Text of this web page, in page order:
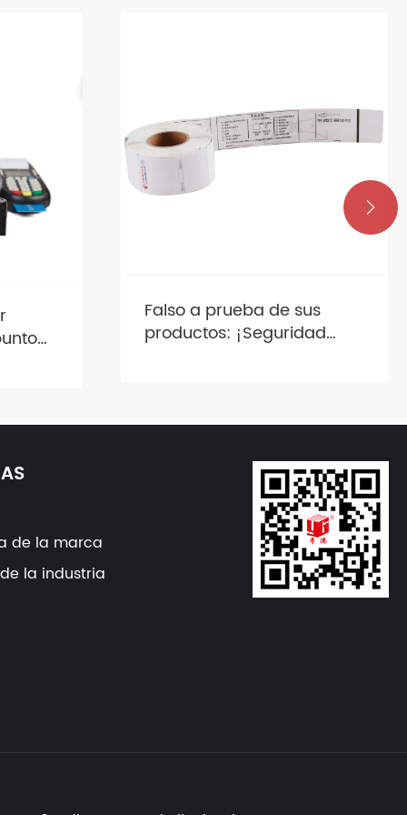
Desbloquee las ganancias
minoristas: ¡el poder oculto

de la marca
la industria